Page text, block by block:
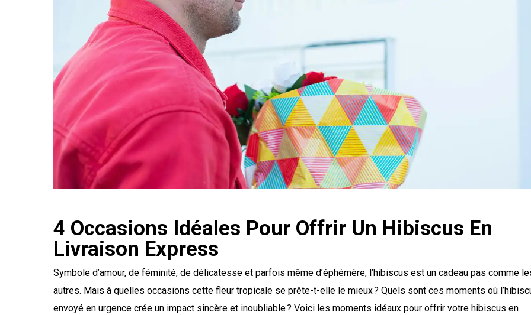
4 Occasions Idéales Pour Offrir Un Hibiscus En
Livraison Express
Symbole d’amour, de féminité, de délicatesse et parfois même d’éphémère, l’hibiscus est un cadeau pas comme
autres. Mais à quelles occasions cette fleur tropicale se prête-t-elle le mieux ? Quels sont ces moments où
envoyé en urgence crée un impact sincère et inoubliable ? Voici les moments idéaux pour offrir votre hibiscus en